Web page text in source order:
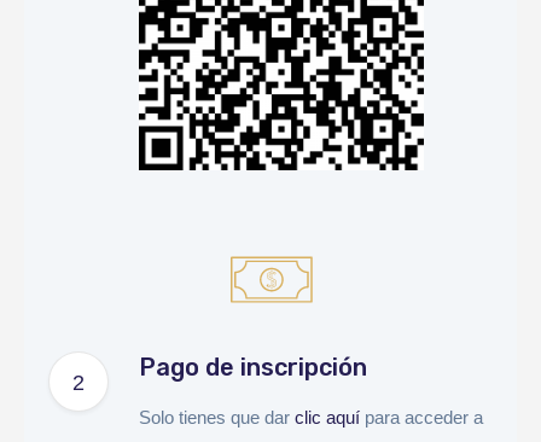
Pago de inscripción
Solo tienes que darclic aquí para acceder a